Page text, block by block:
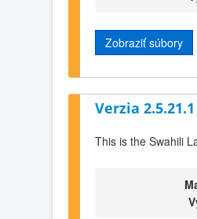
Zobraziť súbory
Verzia 2.5.21.1
This is the Swahili